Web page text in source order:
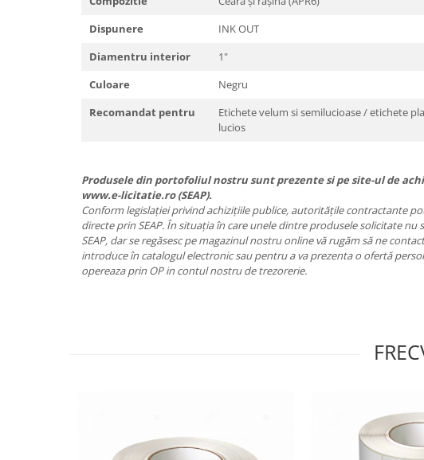
Dispunere
INK OUT
Diamentru interior
1"
Culoare
Negru
Recomandat pentru
Etichete velum si semilucioase / etichete
lucios
Produsele din portofoliul nostru sunt prezente si pe site-ul de
www.e-licitatie.ro (SEAP).
Conform legislației privind achizițiile publice, autoritățile contractante
directe prin SEAP. În situația în care unele dintre produsele solicitate nu
SEAP, dar se regăsesc pe magazinul nostru online vă rugăm să ne
introduce în catalogul electronic sau pentru a va prezenta o ofertă
opereaza prin OP in contul nostru de trezorerie.